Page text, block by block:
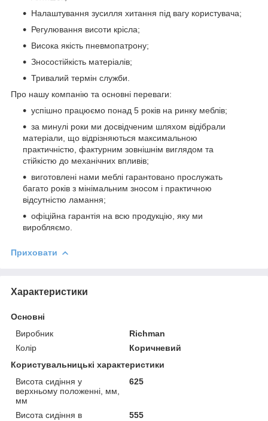
Налаштування зусилля хитання під вагу користувача;
Регулювання висоти крісла;
Висока якість пневмопатрону;
Зносостійкість матеріалів;
Тривалий термін служби.
Про нашу компанію та основні переваги:
успішно працюємо понад 5 років на ринку меблів;
за минулі роки ми досвідченим шляхом відібрали
матеріали, що відрізняються максимальною
практичністю, фактурним зовнішнім виглядом та
стійкістю до механічних впливів;
виготовлені нами меблі гарантовано прослужать
багато років з мінімальним зносом і практичною
відсутністю ламання;
офіційна гарантія на всю продукцію, яку ми
виробляємо.
Приховати
Характеристики
Основні
Виробник
Richman
Колір
Коричневий
Користувальницькі характеристики
Висота сидіння у
верхньому положенні, мм,
мм
625
Висота сидіння в
555